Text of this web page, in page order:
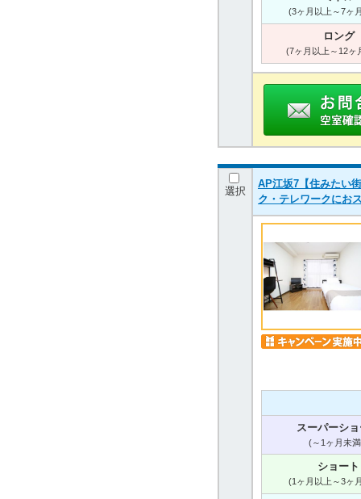
(3ヶ月以上～7ヶ
ロング
(7ヶ月以上～12ヶ
選択
AP江坂7【住みたい
ク・テレワークにお
スーパーシ
(～1ヶ月未
ショート
(1ヶ月以上～3ヶ